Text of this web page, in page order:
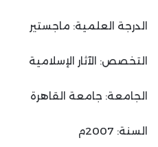
الدرجة العلمية: ماجستير
التخصص: الآثار الإسلامية
الجامعة: جامعة القاهرة
السنة: 2007م